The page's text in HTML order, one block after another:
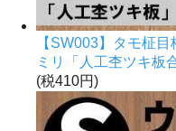
【SW003】タモ柾
ミリ「人工杢ツキ板
(税410円)